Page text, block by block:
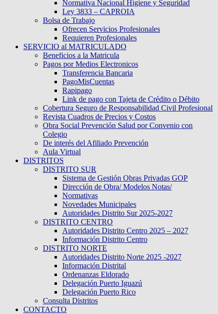
Normativa Nacional Higiene y Seguridad
Ley 3833 – CAPROIA
Bolsa de Trabajo
Ofrecen Servicios Profesionales
Requieren Profesionales
SERVICIO al MATRICULADO
Beneficios a la Matricula
Pagos por Medios Electronicos
Transferencia Bancaria
PagoMisCuentas
Rapipago
Link de pago con Tajeta de Crédito o Débito
Cobertura Seguro de Responsabilidad Civil Profesional
Revista Cuadros de Precios y Costos
Obra Social Prevención Salud por Convenio con
Colegio
De interés del Afiliado Prevención
Aula Virtual
DISTRITOS
DISTRITO SUR
Sistema de Gestión Obras Privadas GOP
Dirección de Obra/ Modelos Notas/
Normativas
Novedades Municipales
Autoridades Distrito Sur 2025-2027
DISTRITO CENTRO
Autoridades Distrito Centro 2025 – 2027
Información Distrito Centro
DISTRITO NORTE
Autoridades Distrito Norte 2025 -2027
Información Distrital
Ordenanzas Eldorado
Delegación Puerto Iguazú
Delegación Puerto Rico
Consulta Distritos
CONTACTO